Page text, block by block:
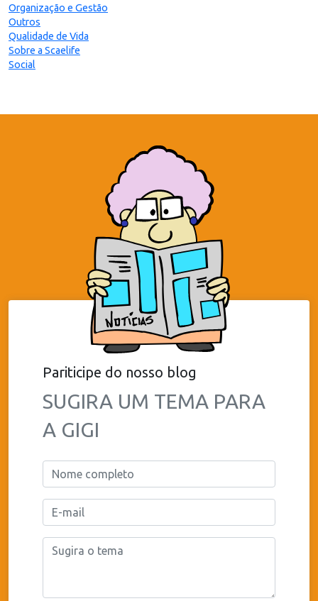
Organização e Gestão
Outros
Qualidade de Vida
Sobre a Scaelife
Social
Pariticipe do nosso blog
SUGIRA UM TEMA PARA
A GIGI